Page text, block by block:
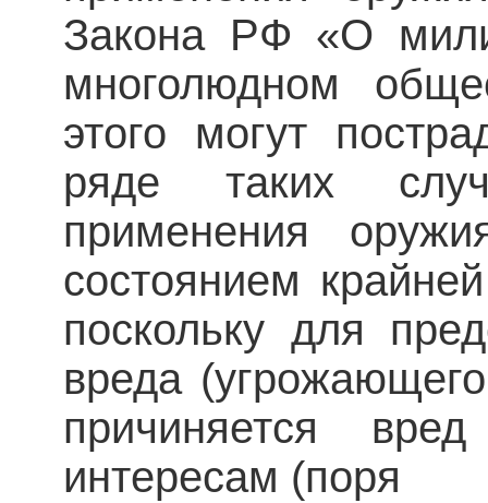
Закона РФ «О
многолюдном
этого могут
ряде таких
применения
состоянием
поскольку для
вреда
причиняется
интересам (поря